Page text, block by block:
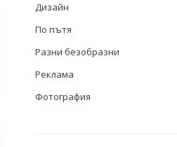
Дизайн
По пътя
Разни безобразни
Реклама
Фотография